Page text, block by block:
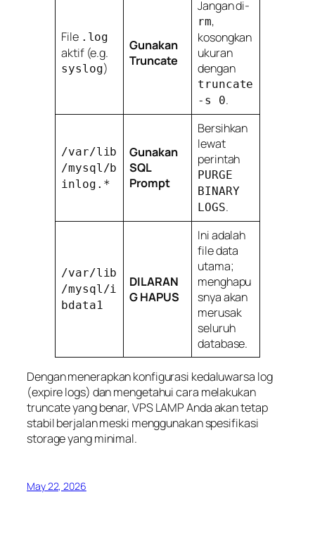
File .log
aktif (e.g.
syslog)
Gunakan
Truncate
Jangan di-
rm,
kosongkan
ukuran
dengan
truncate
-s 0.
/var/lib
/mysql/b
inlog.*
Gunakan
SQL
Prompt
Bersihkan
lewat
perintah
PURGE
BINARY
LOGS.
/var/lib
/mysql/i
bdata1
DILARAN
G HAPUS
Ini adalah
file data
utama;
menghapu
snya akan
merusak
seluruh
database.
Dengan menerapkan konfigurasi kedaluwarsa log
(expire logs) dan mengetahui cara melakukan
truncateyang benar, VPS LAMP Anda akan tetap
stabil berjalan meski menggunakan spesifikasi
storage yang minimal.
May 22, 2026